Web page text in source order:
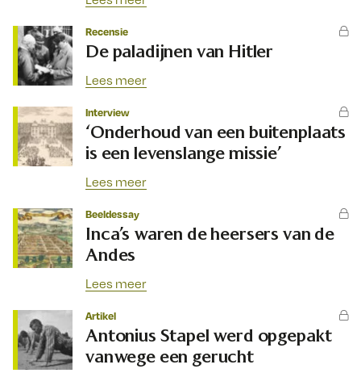
Recensie
De paladijnen van Hitler
Lees meer
Interview
‘Onderhoud van een buitenplaats
is een levenslange missie’
Lees meer
Beeldessay
Inca’s waren de heersers van de
Andes
Lees meer
Artikel
Antonius Stapel werd opgepakt
vanwege een gerucht